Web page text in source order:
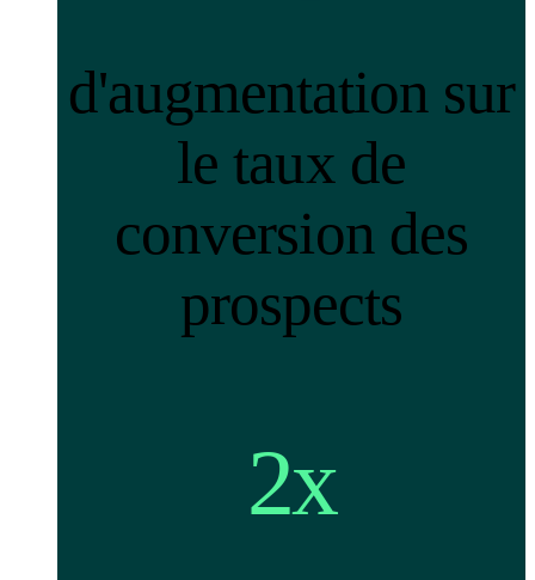
d'augmentation sur
le taux de
conversion des
prospects
2x